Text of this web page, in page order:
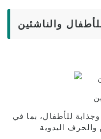
والناشئين
للأطفال، بما في